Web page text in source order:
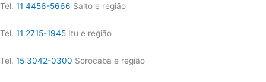
Tel. 11 4456-5666 Salto e região
Tel. 11 2715-1945 Itu e região
Tel. 15 3042-0300 Sorocaba e região